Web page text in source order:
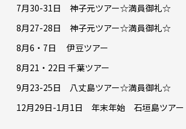
7月30-31日 神子元ツアー☆満員御礼☆
8月27-28日 神子元ツアー☆満員御礼☆
8月6・7日 伊豆ツアー
8月21・22日 千葉ツアー
9月23-25日 八丈島ツアー☆満員御礼☆
12月29日-1月1日 年末年始 石垣島ツアー